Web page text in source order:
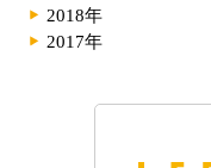
2018年
2017年